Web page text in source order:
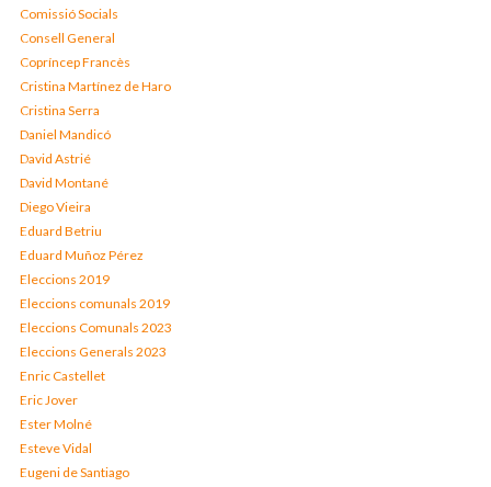
Comissió Socials
Consell General
Copríncep Francès
Cristina Martínez de Haro
Cristina Serra
Daniel Mandicó
David Astrié
David Montané
Diego Vieira
Eduard Betriu
Eduard Muñoz Pérez
Eleccions 2019
Eleccions comunals 2019
Eleccions Comunals 2023
Eleccions Generals 2023
Enric Castellet
Eric Jover
Ester Molné
Esteve Vidal
Eugeni de Santiago